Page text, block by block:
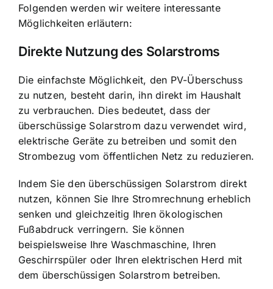
Folgenden werden wir weitere interessante
Möglichkeiten erläutern:
Direkte Nutzung des Solarstroms
Die einfachste Möglichkeit, den PV-Überschuss
zu nutzen, besteht darin, ihn direkt im Haushalt
zu verbrauchen. Dies bedeutet, dass der
überschüssige Solarstrom dazu verwendet wird,
elektrische Geräte zu betreiben und somit den
Strombezug vom öffentlichen Netz zu reduzieren.
Indem Sie den überschüssigen Solarstrom direkt
nutzen, können Sie Ihre Stromrechnung erheblich
senken und gleichzeitig Ihren ökologischen
Fußabdruck verringern. Sie können
beispielsweise Ihre Waschmaschine, Ihren
Geschirrspüler oder Ihren elektrischen Herd mit
dem überschüssigen Solarstrom betreiben.